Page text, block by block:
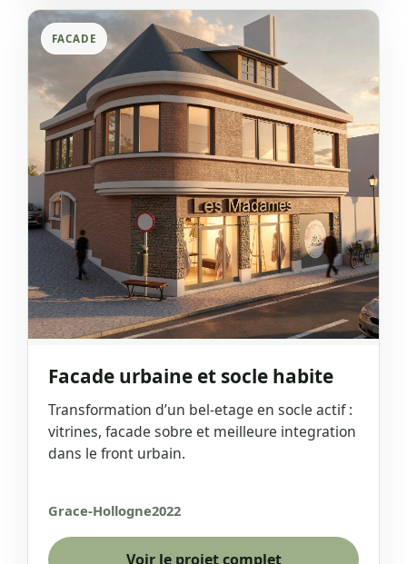
FACADE
Facade urbaine et socle habite
Transformation d’un bel-etage en socle actif :
vitrines, facade sobre et meilleure integration
dans le front urbain.
Grace-Hollogne2022
Voir le projet complet